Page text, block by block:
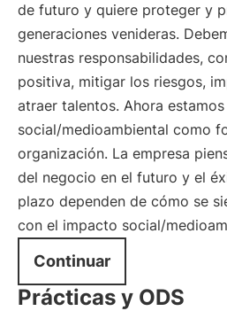
de futuro y quiere proteger y
generaciones venideras.
nuestras responsabilidades,
positiva, mitigar los riesgos,
atraer talentos. Ahora
social/medioambiental como
organización. La empresa
del negocio en el futuro y el
plazo dependen de cómo se
con el impacto social/
Continuar
Prácticas y ODS